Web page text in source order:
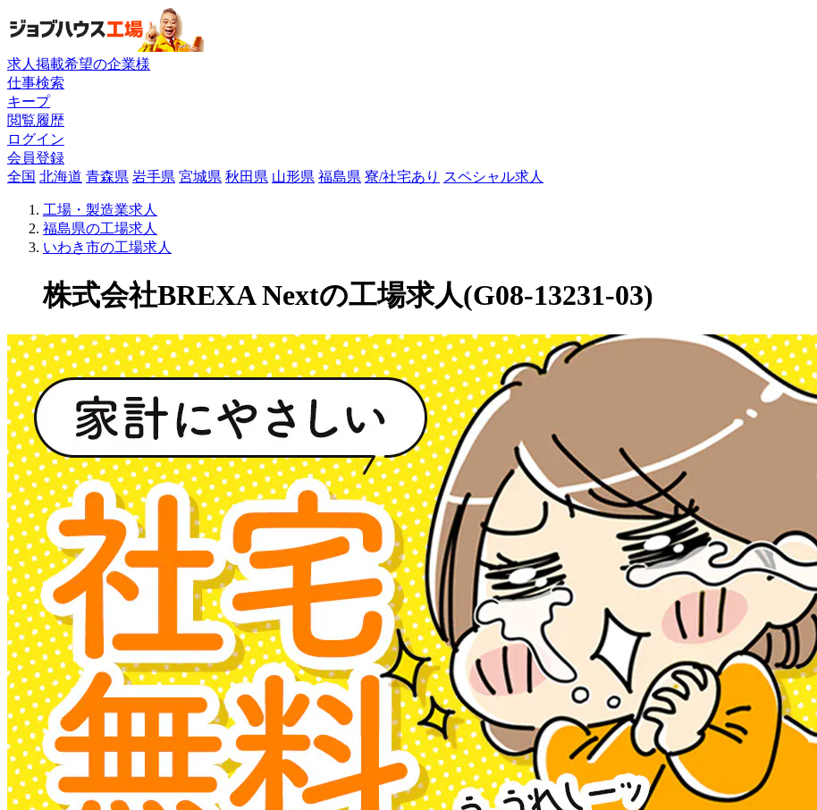
求人掲載希望の企業様
仕事検索
キープ
閲覧履歴
ログイン
会員登録
全国 北海道 青森県 岩手県 宮城県 秋田県 山形県 福島県 寮/社宅あり スペシャル求人
工場・製造業求人
福島県の工場求人
いわき市の工場求人
株式会社BREXA Nextの工場求人(G08-13231-03)